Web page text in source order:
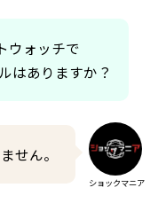
ウォッチで
はありますか？
ショックマニア
せん。